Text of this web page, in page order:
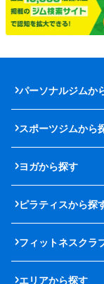
パーソナルジムか
スポーツジムから
ヨガから探す
ピラティスから探
フィットネスクラ
エリアから探す